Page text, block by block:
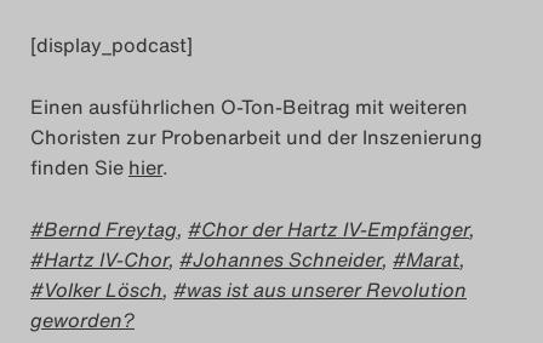
[display_podcast]
Einen ausführlichen O-Ton-Beitrag mit weiteren
Choristen zur Probenarbeit und der Inszenierung
finden Sie hier.
Bernd Freytag, Chor der Hartz IV-Empfänger,
Hartz IV-Chor, Johannes Schneider, Marat,
Volker Lösch,
was ist aus unserer Revolution
geworden?